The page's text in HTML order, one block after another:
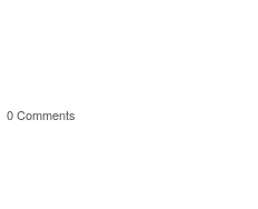
0 Comments